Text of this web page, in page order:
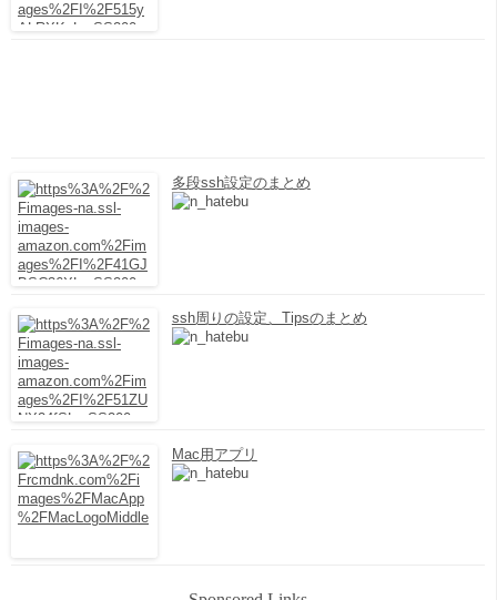
多段ssh設定のまとめ
ssh周りの設定、Tipsのまとめ
Mac用アプリ